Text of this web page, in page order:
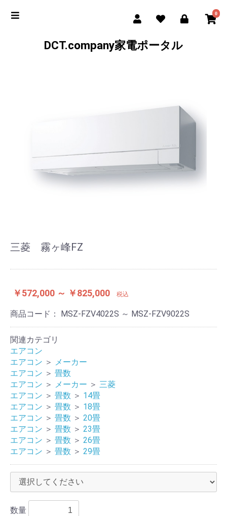
0
DCT.company家電ポータル
三菱 霧ヶ峰FZ
￥572,000 ～ ￥825,000 税込
商品コード： MSZ-FZV4022S ～ MSZ-FZV9022S
関連カテゴリ
エアコン
エアコン ＞ メーカー
エアコン ＞ 畳数
エアコン ＞ メーカー ＞ 三菱
エアコン ＞ 畳数 ＞ 14畳
エアコン ＞ 畳数 ＞ 18畳
エアコン ＞ 畳数 ＞ 20畳
エアコン ＞ 畳数 ＞ 23畳
エアコン ＞ 畳数 ＞ 26畳
エアコン ＞ 畳数 ＞ 29畳
数量